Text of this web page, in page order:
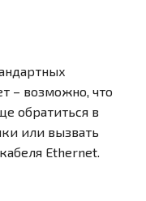
– возможно, что
обратиться в
или вызвать
Ethernet.